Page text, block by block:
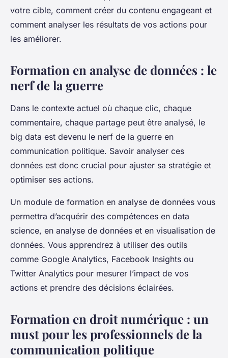
votre cible, comment créer du contenu engageant et
comment analyser les résultats de vos actions pour
les améliorer.
Formation en analyse de données : le
nerf de la guerre
Dans le contexte actuel où chaque clic, chaque
commentaire, chaque partage peut être analysé, le
big data est devenu le nerf de la guerre en
communication politique. Savoir analyser ces
données est donc crucial pour ajuster sa stratégie et
optimiser ses actions.
Un module de formation en analyse de données vous
permettra d’acquérir des compétences en data
science, en analyse de données et en visualisation de
données. Vous apprendrez à utiliser des outils
comme Google Analytics, Facebook Insights ou
Twitter Analytics pour mesurer l’impact de vos
actions et prendre des décisions éclairées.
Formation en droit numérique : un
must pour les professionnels de la
communication politique